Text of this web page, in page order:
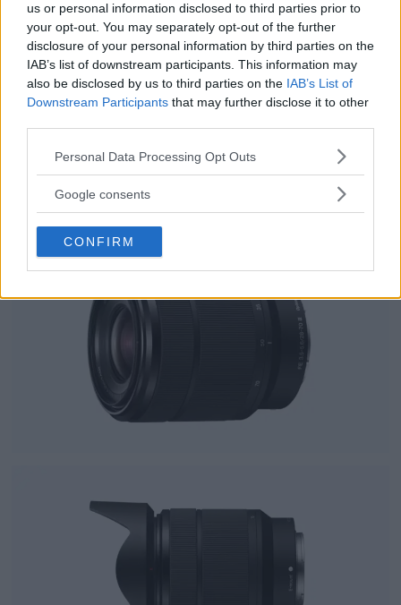
us or personal information disclosed to third parties prior to
your opt-out. You may separately opt-out of the further
disclosure of your personal information by third parties on the
IAB’s list of downstream participants. This information may
also be disclosed by us to third parties on the IAB’s List of
Downstream Participants that may further disclose it to other
Please note that this website/app uses one or more Google
not limited to your visit or usage behaviour. You may click to
use your data for below specified purposes in below Google
consent section.
Personal Data Processing Opt Outs
Google consents
CONFIRM